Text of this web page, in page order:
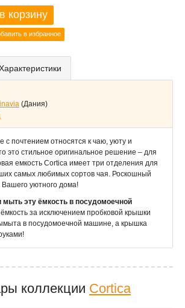
корзину
в избранное
(Дания)
с почтением относятся к чаю, уюту и
это стильное оригинальное решение – для
емкость Cortica имеет три отделения для
самых любимых сортов чая. Роскошный
уютного дома!
мыть эту ёмкость в посудомоечной
за исключением пробковой крышки
в посудомоечной машине, а крышка
коллекции Cortica